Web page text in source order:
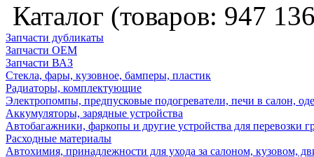
Каталог (товаров: 947
Запчасти дубликаты
Запчасти ОЕМ
Запчасти ВАЗ
Стекла, фары, кузовное, бамперы, пластик
Радиаторы, комплектующие
Электропомпы, предпусковые подогреватели, печи в салон,
Аккумуляторы, зарядные устройства
Автобагажники, фаркопы и другие устройства для перевозки
Расходные материалы
Автохимия, принадлежности для ухода за салоном, кузовом,